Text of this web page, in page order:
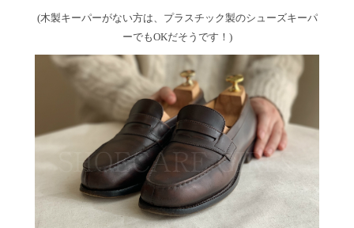
(木製キーパーがない方は、プラスチック製のシューズキーパ
ーでもOKだそうです！)